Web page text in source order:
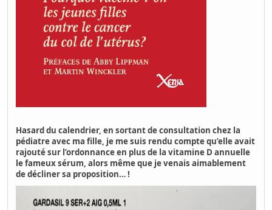
Hasard du calendrier, en sortant de consultation chez la
pédiatre avec ma fille, je me suis rendu compte qu’elle avait
rajouté sur l’ordonnance en plus de la vitamine D annuelle
le fameux sérum, alors même que je venais aimablement
de décliner sa proposition… !